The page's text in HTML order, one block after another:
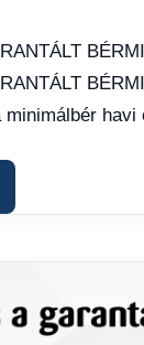
hírek
,
Gazdaság,
Hírek,